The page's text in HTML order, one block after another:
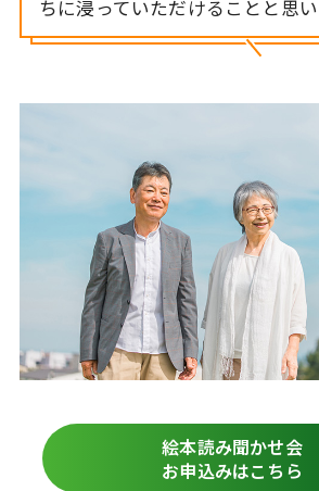
ちに浸っていただけることと思い
絵本読み聞かせ会
お申込みはこちら